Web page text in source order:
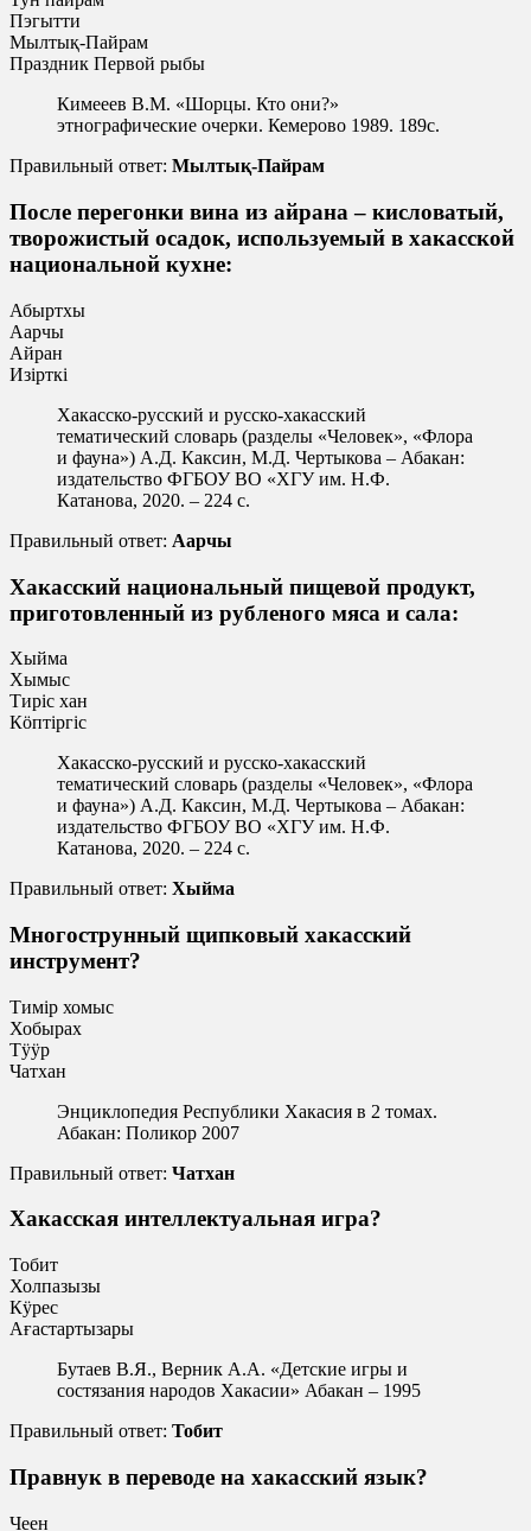
Пэгытти
Мылтық-Пайрам
Праздник Первой рыбы
Кимееев В.М. «Шорцы. Кто они?»
этнографические очерки. Кемерово 1989. 189с.
Правильный ответ: Мылтық-Пайрам
После перегонки вина из айрана – кисловатый,
творожистый осадок, используемый в хакасской
национальной кухне:
Абыртхы
Аарчы
Айран
Изiрткi
Хакасско-русский и русско-хакасский
тематический словарь (разделы «Человек», «Флора
и фауна») А.Д. Каксин, М.Д. Чертыкова – Абакан:
издательство ФГБОУ ВО «ХГУ им. Н.Ф.
Катанова, 2020. – 224 с.
Правильный ответ: Аарчы
Хакасский национальный пищевой продукт,
приготовленный из рубленого мяса и сала:
Хыйма
Хымыс
Тирiс хан
Кӧптiргiс
Хакасско-русский и русско-хакасский
тематический словарь (разделы «Человек», «Флора
и фауна») А.Д. Каксин, М.Д. Чертыкова – Абакан:
издательство ФГБОУ ВО «ХГУ им. Н.Ф.
Катанова, 2020. – 224 с.
Правильный ответ: Хыйма
Многострунный щипковый хакасский
инструмент?
Тимiр хомыс
Хобырах
Тӱӱр
Чатхан
Энциклопедия Республики Хакасия в 2 томах.
Абакан: Поликор 2007
Правильный ответ: Чатхан
Хакасская интеллектуальная игра?
Тобит
Холпазызы
Кӱрес
Ағастартызары
Бутаев В.Я., Верник А.А. «Детские игры и
состязания народов Хакасии» Абакан – 1995
Правильный ответ: Тобит
Правнук в переводе на хакасский язык?
Чеен